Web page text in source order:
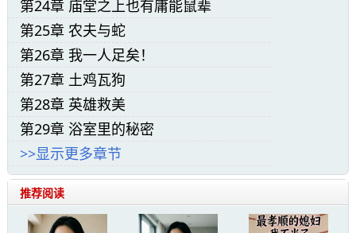
她将红酒放在门前台阶上，大步离开。
“姜天隋战神可能对我有意思，想邀请我进去
喝几杯，不过看天色已晚，怕旁人看到误会又把
门关上了。”
沈如霜出了京华名邸，淡淡一笑。
“姐夫，这酒怎么办？听说几十万呢！咱们送
我
第24章 庙堂之上也有庸能鼠辈
第25章 农夫与蛇
第26章 我一人足矣！
第27章 土鸡瓦狗
第28章 英雄救美
第29章 浴室里的秘密
>>显示更多章节
推荐阅读